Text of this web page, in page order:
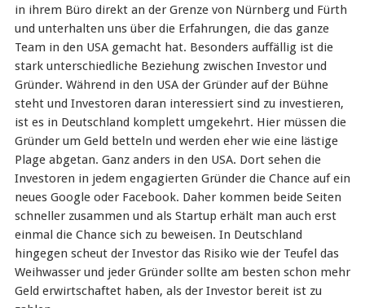
in ihrem Büro direkt an der Grenze von Nürnberg und Fürth
und unterhalten uns über die Erfahrungen, die das ganze
Team in den USA gemacht hat. Besonders auffällig ist die
stark unterschiedliche Beziehung zwischen Investor und
Gründer. Während in den USA der Gründer auf der Bühne
steht und Investoren daran interessiert sind zu investieren,
ist es in Deutschland komplett umgekehrt. Hier müssen die
Gründer um Geld betteln und werden eher wie eine lästige
Plage abgetan. Ganz anders in den USA. Dort sehen die
Investoren in jedem engagierten Gründer die Chance auf ein
neues Google oder Facebook. Daher kommen beide Seiten
schneller zusammen und als Startup erhält man auch erst
einmal die Chance sich zu beweisen. In Deutschland
hingegen scheut der Investor das Risiko wie der Teufel das
Weihwasser und jeder Gründer sollte am besten schon mehr
Geld erwirtschaftet haben, als der Investor bereit ist zu